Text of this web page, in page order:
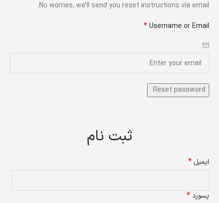
No worries, we’ll send you reset instructions via email.
Username or Email
*
ثبت نام
ایمیل *
پسورد *